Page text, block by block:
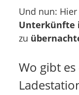
Und nun:
Unterkünfte
zu
Wo gibt es